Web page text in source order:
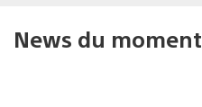
News du moment